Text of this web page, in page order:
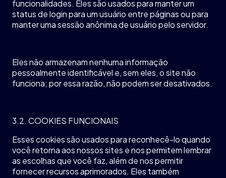
funcionalidades. Elessãousadosparamanterum
status de login para umusuário entrepáginasoupara
manterumasessãoanônimadeusuáriopeloservidor.
Elesnãoarmazenamnenhumainformação
pessoalmenteidentificável e,sem eles, o sitenão
funciona; poressarazão,nãopodemserdesativados.
3.2. COOKIES FUNCIONAIS
Esses cookiessãousadosparareconhecê-loquando
vocêretornaaosnossossites enospermitemlembrar
as escolhasquevocê faz,alémdenospermitir
fornecerrecursosaprimorados. Eles também